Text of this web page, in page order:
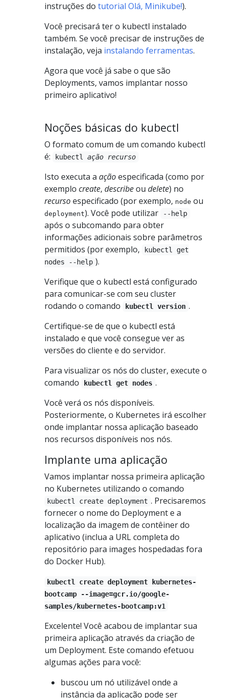
instruções do tutorial Olá, Minikube!).
Você precisará ter o kubectl instalado
também. Se você precisar de instruções de
instalação, veja instalando ferramentas.
Agora que você já sabe o que são
Deployments, vamos implantar nosso
primeiro aplicativo!
Noções básicas do kubectl
O formato comum de um comando kubectl
é:
kubectlação recurso
Isto executa a açãoespecificada (como por
exemplo create, describeou delete) no
recursoespecificado (por exemplo, node ou
deployment). Você pode utilizar --help
após o subcomando para obter
informações adicionais sobre parâmetros
permitidos (por exemplo,
kubectl get
nodes --help ).
Verifique que o kubectl está configurado
para comunicar-se com seu cluster
rodando o comando
kubectl version .
Certifique-se de que o kubectl está
instalado e que você consegue ver as
versões do cliente e do servidor.
Para visualizar os nós do cluster, execute o
comando
kubectl get nodes .
Você verá os nós disponíveis.
Posteriormente, o Kubernetes irá escolher
onde implantar nossa aplicação baseado
nos recursos disponíveis nos nós.
Implante uma aplicação
Vamos implantar nossa primeira aplicação
no Kubernetes utilizando o comando
kubectl create deployment . Precisaremos
fornecer o nome do Deployment e a
localização da imagem de contêiner do
aplicativo (inclua a URL completa do
repositório para images hospedadas fora
do Docker Hub).
kubectl create deployment kubernetes-
bootcamp --image=gcr.io/google-
samples/kubernetes-bootcamp:v1
Excelente! Você acabou de implantar sua
primeira aplicação através da criação de
um Deployment. Este comando efetuou
algumas ações para você:
buscou um nó utilizável onde a
instância da aplicação pode ser